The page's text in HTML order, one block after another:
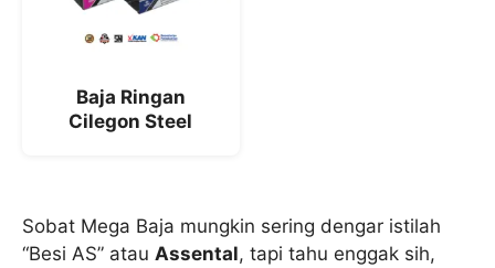
Baja Ringan
Cilegon Steel
Sobat Mega Baja mungkin sering dengar istilah
“Besi AS” atau Assental, tapi tahu enggak sih,